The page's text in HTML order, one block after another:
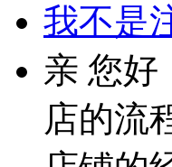
我不是
亲 您好
店的流